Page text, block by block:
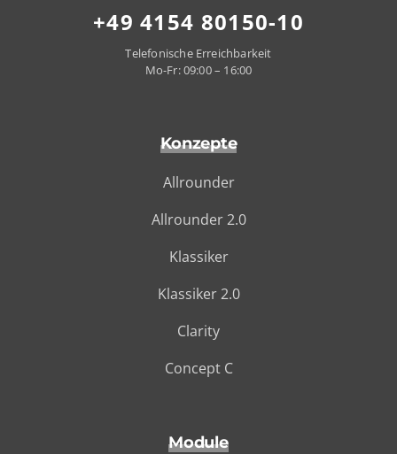
+49 4154 80150-10
Telefonische Erreichbarkeit
Mo-Fr: 09:00 – 16:00
Konzepte
Allrounder
Allrounder 2.0
Klassiker
Klassiker 2.0
Clarity
Concept C
Module